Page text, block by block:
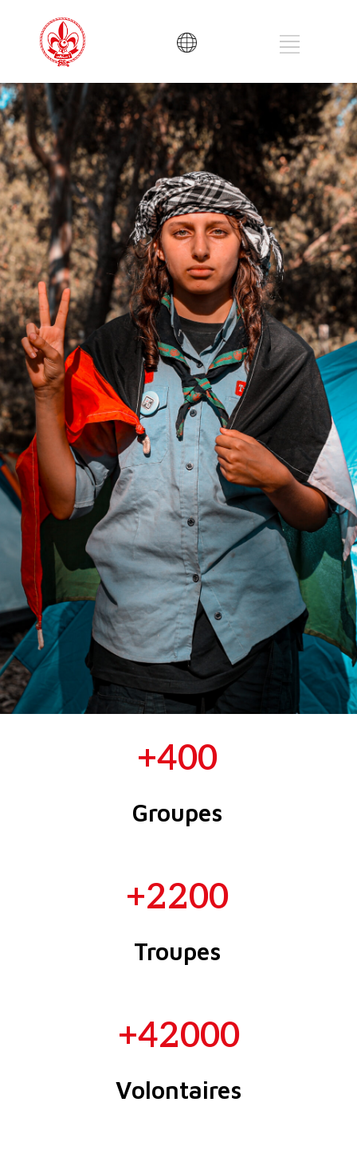
Groupes
+400
Troupes
+2200
Volontaires
+42000